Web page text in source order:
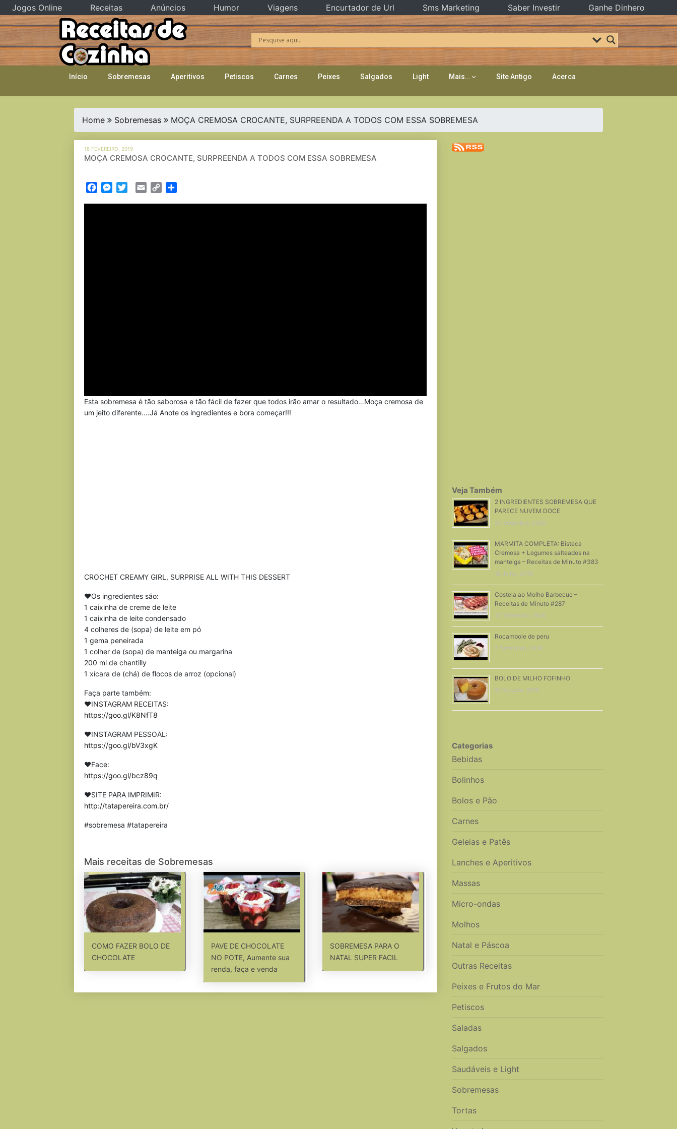
Skip
to
content
Início Sobremesas Aperitivos Petiscos Carnes Peixes Salgados Light Mais… Site Antigo Acerca
Home Sobremesas MOÇA CREMOSA CROCANTE, SURPREENDA A TODOS COM ESSA SOBREMESA
18 FEVEREIRO, 2019
MOÇA CREMOSA CROCANTE, SURPREENDA A TODOS COM ESSA SOBREMESA
FacebookMessenger
TwitterEmail Copy
Esta sobremesa é tão saborosa e tão fácil de fazer que todos irão amar o resultado…Moça cremosa de
um jeito diferente….Já Anote os ingredientes e bora começar!!!
CROCHET CREAMY GIRL, SURPRISE ALL WITH THIS DESSERT
❤Os ingredientes são:
1 caixinha de creme de leite
1 caixinha de leite condensado
4 colheres de (sopa) de leite em pó
1 gema peneirada
1 colher de (sopa) de manteiga ou margarina
200 ml de chantilly
1 xícara de (chá) de flocos de arroz (opcional)
Faça parte também:
❤INSTAGRAM RECEITAS:
https://goo.gl/K8NfT8
❤INSTAGRAM PESSOAL:
https://goo.gl/bV3xgK
❤Face:
https://goo.gl/bcz89q
❤SITE PARA IMPRIMIR:
http://tatapereira.com.br/
#sobremesa #tatapereira
Mais receitas de Sobremesas
COMO FAZER BOLO DE
CHOCOLATE
PAVE DE CHOCOLATE
NO POTE, Aumente sua
renda, faça e venda
SOBREMESA PARA O
NATAL SUPER FACIL
Veja Também
2 INGREDIENTES SOBREMESA QUE
PARECE NUVEM DOCE
20 Setembro, 2020
MARMITA COMPLETA: Bisteca
Cremosa + Legumes salteados na
manteiga – Receitas de Minuto #383
18 Julho, 2018
Costela ao Molho Barbecue –
Receitas de Minuto #287
12 Dezembro, 2016
Rocambole de peru
7 Dezembro, 2018
BOLO DE MILHO FOFINHO
31 Outubro, 2016
Categorias
Bebidas
Bolinhos
Bolos e Pão
Carnes
Geleias e Patês
Lanches e Aperitivos
Massas
Micro-ondas
Molhos
Natal e Páscoa
Outras Receitas
Peixes e Frutos do Mar
Petiscos
Saladas
Salgados
Saudáveis e Light
Sobremesas
Tortas
Jogos Online Receitas Anúncios Humor Viagens Encurtador de Url Sms Marketing Saber Investir Ganhe Dinhero